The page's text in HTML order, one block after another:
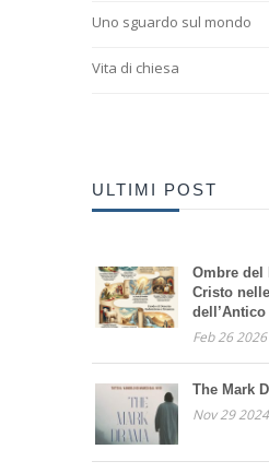
Uno sguardo sul mondo
Vita di chiesa
ULTIMI POST
Ombre del
Cristo
Feb 26 2026
The Mark
Nov 29 2024